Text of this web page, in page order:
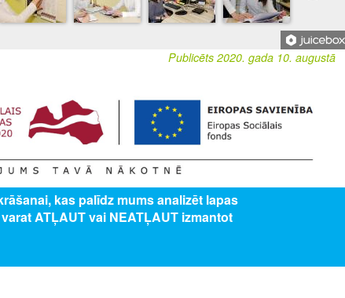
Publicēts 2020. gada 10. augustā
8.3.5. specifiskā atbalsta mērķa "Uzlabot pieeju karjeras atbalstam
iestādēs" projekts Nr. 8.3.5.0/16/I/001 “Karjeras atbalsts vispārējās un
kas palīdz mums analizēt lapas
ATĻAUT vai NEATĻAUT izmantot